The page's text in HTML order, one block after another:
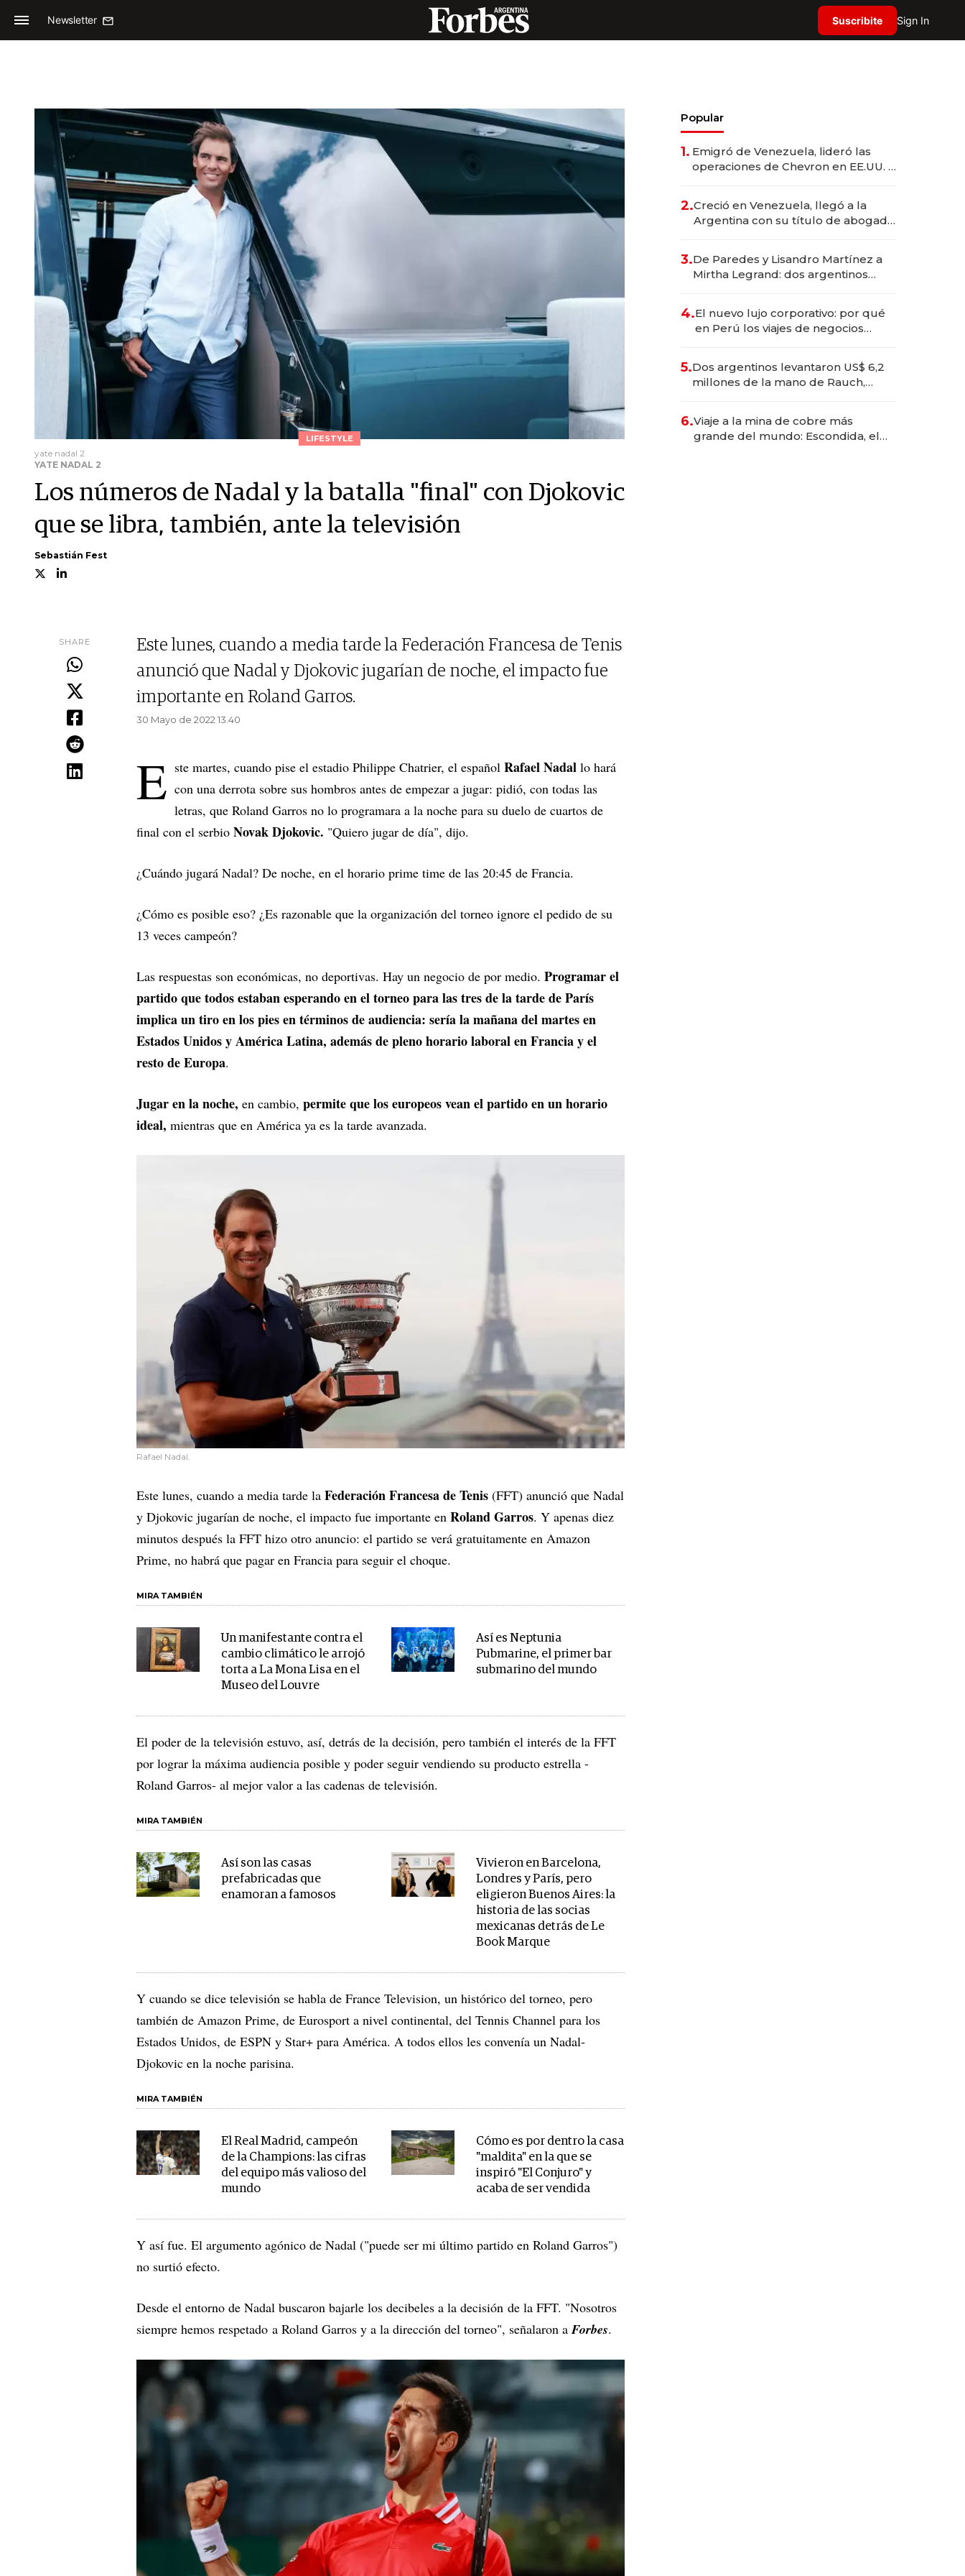
Newsletter Suscribite Sign In
LIFESTYLE
yate nadal 2
YATE NADAL 2
Los números de Nadal y la batalla "final" con Djokovic
que se libra, también, ante la televisión
Sebastián Fest
SHARE
Este lunes, cuando a media tarde la Federación Francesa de Tenis
anunció que Nadal y Djokovic jugarían de noche, el impacto fue
importante en Roland Garros.
30 Mayo de 2022 13.40
E ste martes, cuando pise el estadio Philippe Chatrier, el español Rafael Nadal lo hará
con una derrota sobre sus hombros antes de empezar a jugar: pidió, con todas las
letras, que Roland Garros no lo programara a la noche para su duelo de cuartos de
final con el serbio Novak Djokovic. "Quiero jugar de día", dijo.
¿Cuándo jugará Nadal? De noche, en el horario prime time de las 20:45 de Francia.
¿Cómo es posible eso? ¿Es razonable que la organización del torneo ignore el pedido de su
13 veces campeón?
Las respuestas son económicas, no deportivas. Hay un negocio de por medio. Programar el
partido que todos estaban esperando en el torneo para las tres de la tarde de París
implica un tiro en los pies en términos de audiencia: sería la mañana del martes en
Estados Unidos y América Latina, además de pleno horario laboral en Francia y el
resto de Europa.
Jugar en la noche, en cambio, permite que los europeos vean el partido en un horario
ideal, mientras que en América ya es la tarde avanzada.
Rafael Nadal.
Este lunes, cuando a media tarde la Federación Francesa de Tenis (FFT) anunció que Nadal
y Djokovic jugarían de noche, el impacto fue importante en Roland Garros. Y apenas diez
minutos después la FFT hizo otro anuncio: el partido se verá gratuitamente en Amazon
Prime, no habrá que pagar en Francia para seguir el choque.
MIRA TAMBIÉN
Un manifestante contra el
cambio climático le arrojó
torta a La Mona Lisa en el
Museo del Louvre
Así es Neptunia
Pubmarine, el primer bar
submarino del mundo
El poder de la televisión estuvo, así, detrás de la decisión, pero también el interés de la FFT
por lograr la máxima audiencia posible y poder seguir vendiendo su producto estrella -
Roland Garros- al mejor valor a las cadenas de televisión.
MIRA TAMBIÉN
Así son las casas
prefabricadas que
enamoran a famosos
Vivieron en Barcelona,
Londres y París, pero
eligieron Buenos Aires: la
historia de las socias
mexicanas detrás de Le
Book Marque
Y cuando se dice televisión se habla de France Television, un histórico del torneo, pero
también de Amazon Prime, de Eurosport a nivel continental, del Tennis Channel para los
Estados Unidos, de ESPN y Star+ para América. A todos ellos les convenía un Nadal-
Djokovic en la noche parisina.
MIRA TAMBIÉN
El Real Madrid, campeón
de la Champions: las cifras
del equipo más valioso del
mundo
Cómo es por dentro la casa
"maldita" en la que se
inspiró "El Conjuro" y
acaba de ser vendida
Y así fue. El argumento agónico de Nadal ("puede ser mi último partido en Roland Garros")
no surtió efecto.
Desde el entorno de Nadal buscaron bajarle los decibeles a la decisión de la FFT. "Nosotros
siempre hemos respetado a Roland Garros y a la dirección del torneo", señalaron aForbes.
Popular
1. Emigró de Venezuela, lideró las
operaciones de Chevron en EE.UU. y
2.Creció en Venezuela, llegó a la
Argentina con su título de abogado
marcas "fast premium"
3.De Paredes y Lisandro Martínez a
Mirtha Legrand: dos argentinos
4.El nuevo lujo corporativo: por qué
en Perú los viajes de negocios
transformadoras
5.Dos argentinos levantaron US$ 6,2
millones de la mano de Rauch,
6.Viaje a la mina de cobre más
grande del mundo: Escondida, el